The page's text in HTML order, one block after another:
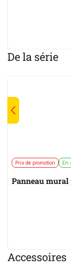
De la série
Prix de promotion En
Panneau
Accessoires